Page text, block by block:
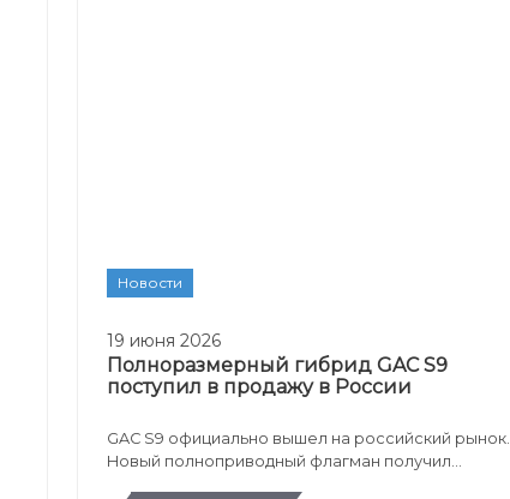
Новости
19 июня 2026
Полноразмерный гибрид GAC S9
поступил в продажу в России
GAC S9 официально вышел на российский рынок.
Новый полноприводный флагман получил